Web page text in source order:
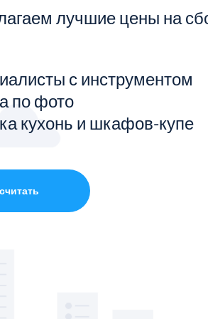
лучшие цены на
с инструментом
по фото
кухонь и шкафов-купе